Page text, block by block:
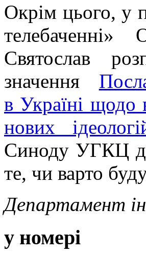
Окрім цього, у
Святослав
значення
в Україні щодо
нових
Синоду УГКЦ
те, чи варто
Департамент
у номері